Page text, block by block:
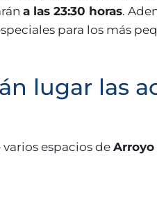
a las 23:30 horas.
para los más
lugar las
espacios de Arroyo